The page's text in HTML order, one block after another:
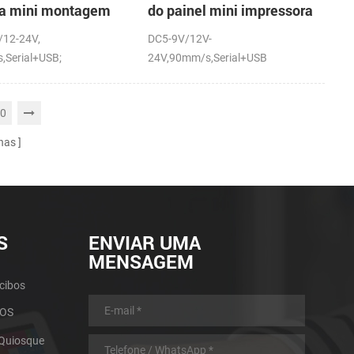
mini montagem
impressora
com a auto-
24V,
do painel mini impressora
térmica com a auto-
cortador
DC5-9V/12V-
24V,90mm/s,Serial+USB
ENVIAR UMA
MENSAGEM